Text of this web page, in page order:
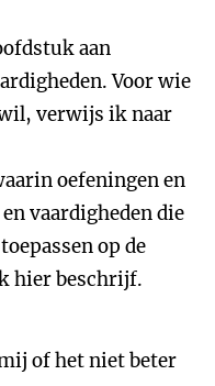
aan
Voor wie
wil, verwijs ik naar
oefeningen en
vaardigheden die
op de
hier beschrijf.
of het niet beter